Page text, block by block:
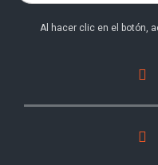
Al hacer clic en el botón,